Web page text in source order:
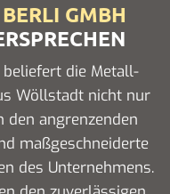
GMBH
die Metall-
Wöllstadt nicht nur
den angrenzenden
maßgeschneiderte
des Unternehmens.